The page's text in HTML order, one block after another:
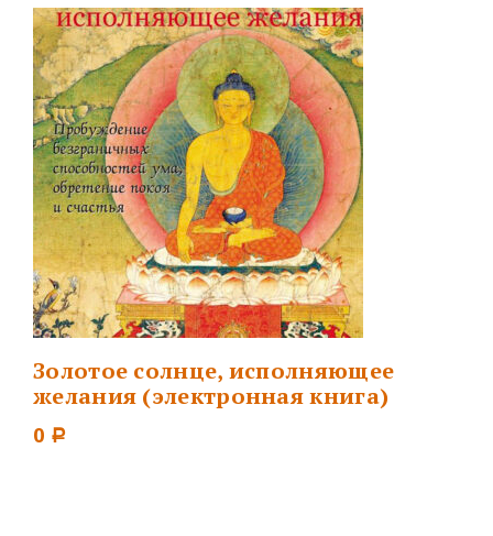
Золотое солнце, исполняющее
желания (электронная книга)
0 Р